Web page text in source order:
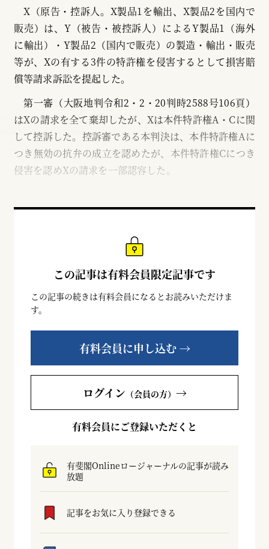
X（原告・控訴人。X製品1を輸出、X製品2を国内で
販売）は、Y（被告・被控訴人）によるY製品1（海外
に輸出）・Y製品2（国内で販売）の製造・輸出・販売
等が、Xの有する3件の特許権を侵害するとして損害賠
償等請求訴訟を提起した。
第一審（大阪地判令和2・2・20判時2588号106頁）
はXの請求を全て棄却したが、Xは本件特許権A・Cに関
して控訴した。控訴審である本判決は、本件特許権Aに
つき無効の抗弁の成立を認めたが、本件特許権Cにつき
侵害を認めXの請求を一部認容した。
この記事は有料会員限定記事です
この記事の続きは有料会員になるとお読みいただけま
す。
有料会員に申し込む →
ログイン （会員の方） →
有料会員にご登録いただくと
有斐閣Onlineロージャーナルの記事が読み
放題
記事をお気に入り登録できる